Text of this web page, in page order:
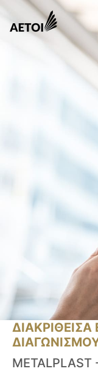
ΔΙΑΚΡΙΘΕΙΣΑ
ΔΙΑΓΩΝΙΣΜΟΥ